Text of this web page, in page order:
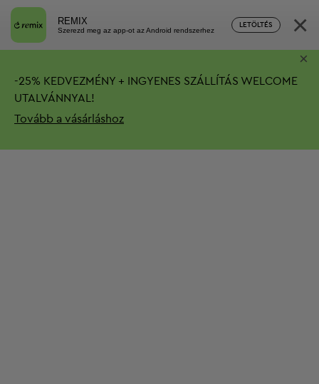
REMIX
Szerezd meg az app-ot az Android rendszerhez
LETÖLTÉS ×
-25% KEDVEZMÉNY + INGYENES SZÁLLÍTÁS WELCOME
UTALVÁNNYAL!
Tovább a vásárláshoz
×